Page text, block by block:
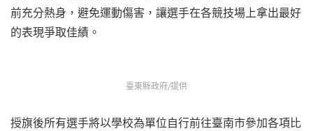
前充分熱身，避免運動傷害，讓選手在各競技場上拿出最好
的表現爭取佳績。
臺東縣政府/提供
授旗後所有選手將以學校為單位自行前往臺南市參加各項比